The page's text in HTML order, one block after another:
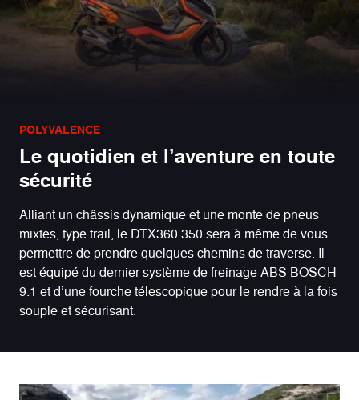
POLYVALENCE
Le quotidien et l’aventure en toute
sécurité
Alliant un châssis dynamique et une monte de pneus
mixtes, type trail, le DTX360 350 sera à même de vous
permettre de prendre quelques chemins de traverse. Il
est équipé du dernier système de freinage ABS BOSCH
9.1 et d’une fourche télescopique pour le rendre à la fois
souple et sécurisant.